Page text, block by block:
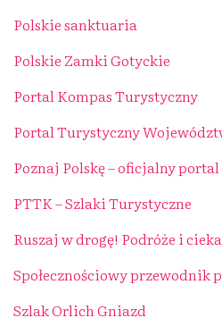
Polskie sanktuaria
Polskie Zamki Gotyckie
Portal Kompas Turystyczny
Portal Turystyczny
Poznaj Polskę – oficjalny
PTTK – Szlaki Turystyczne
Ruszaj w drogę! Podróże i
Społecznościowy przewodnik
Szlak Orlich Gniazd